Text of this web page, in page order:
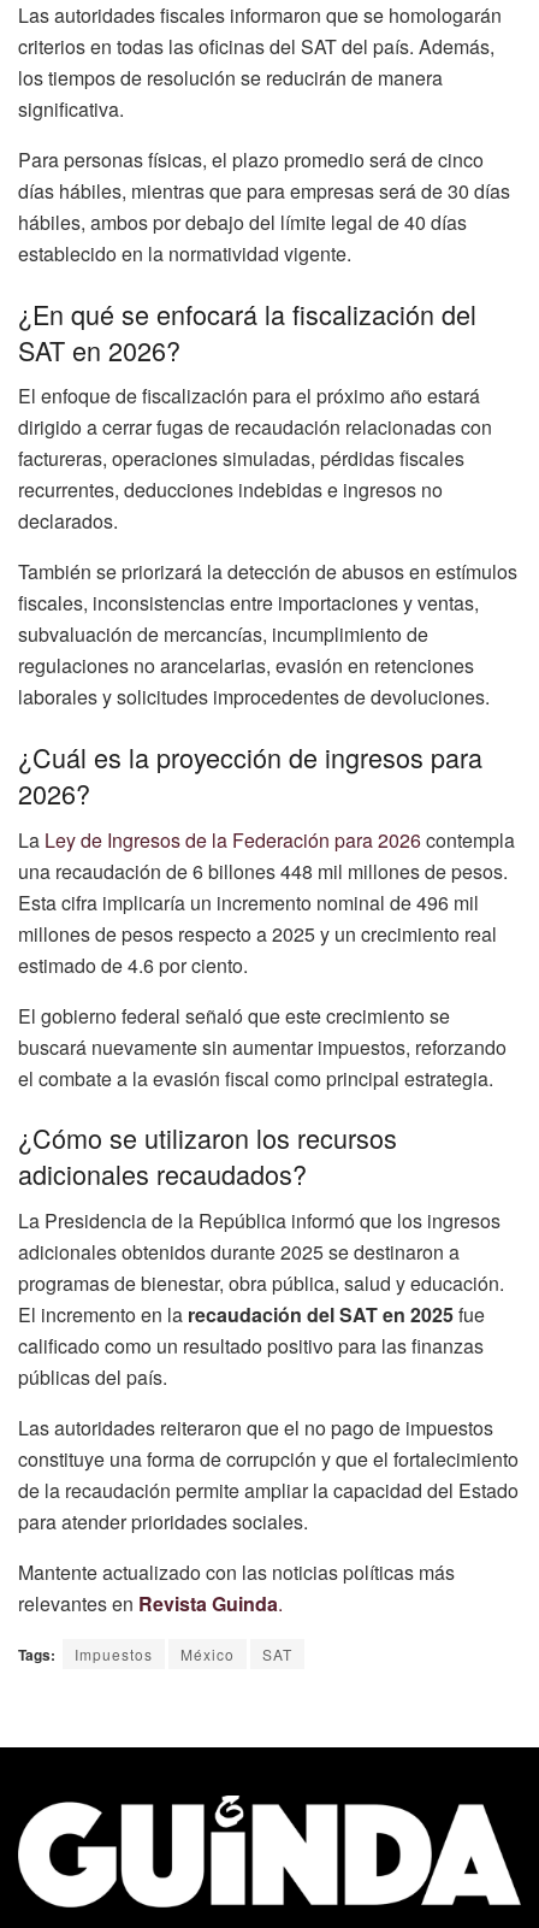
Las autoridades fiscales informaron que se homologarán
criterios en todas las oficinas del SAT del país. Además,
los tiempos de resolución se reducirán de manera
significativa.
Para personas físicas, el plazo promedio será de cinco
días hábiles, mientras que para empresas será de 30 días
hábiles, ambos por debajo del límite legal de 40 días
establecido en la normatividad vigente.
¿En qué se enfocará la fiscalización del
SAT en 2026?
El enfoque de fiscalización para el próximo año estará
dirigido a cerrar fugas de recaudación relacionadas con
factureras, operaciones simuladas, pérdidas fiscales
recurrentes, deducciones indebidas e ingresos no
declarados.
También se priorizará la detección de abusos en estímulos
fiscales, inconsistencias entre importaciones y ventas,
subvaluación de mercancías, incumplimiento de
regulaciones no arancelarias, evasión en retenciones
laborales y solicitudes improcedentes de devoluciones.
¿Cuál es la proyección de ingresos para
2026?
La Ley de Ingresos de la Federación para 2026contempla
una recaudación de 6 billones 448 mil millones de pesos.
Esta cifra implicaría un incremento nominal de 496 mil
millones de pesos respecto a 2025 y un crecimiento real
estimado de 4.6 por ciento.
El gobierno federal señaló que este crecimiento se
buscará nuevamente sin aumentar impuestos, reforzando
el combate a la evasión fiscal como principal estrategia.
¿Cómo se utilizaron los recursos
adicionales recaudados?
La Presidencia de la República informó que los ingresos
adicionales obtenidos durante 2025 se destinaron a
programas de bienestar, obra pública, salud y educación.
El incremento en la recaudación del SAT en 2025fue
calificado como un resultado positivo para las finanzas
públicas del país.
Las autoridades reiteraron que el no pago de impuestos
constituye una forma de corrupción y que el fortalecimiento
de la recaudación permite ampliar la capacidad del Estado
para atender prioridades sociales.
Mantente actualizado con las noticias políticas más
relevantes en Revista Guinda.
Tags: Impuestos México SAT